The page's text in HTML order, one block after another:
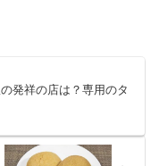
発祥の店は？専用のタ